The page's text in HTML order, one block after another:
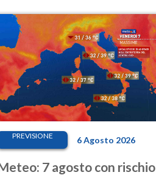
PREVISIONE 6 Agosto 2026
7 agosto con rischio